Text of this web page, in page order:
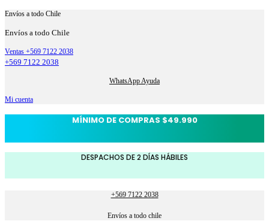
Envíos a todo Chile
Envíos a todo Chile
Ventas +569 7122 2038
+569 7122 2038
WhatsApp Ayuda
Mi cuenta
MÍNIMO DE COMPRAS $49.990
DESPACHOS DE 2 DÍAS HÁBILES
+569 7122 2038
Envíos a todo chile